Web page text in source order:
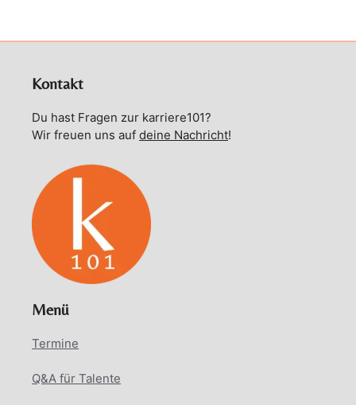
Kontakt
Du hast Fragen zur karriere101?
Wir freuen uns auf deine Nachricht!
Menü
Termine
Q&A für Talente